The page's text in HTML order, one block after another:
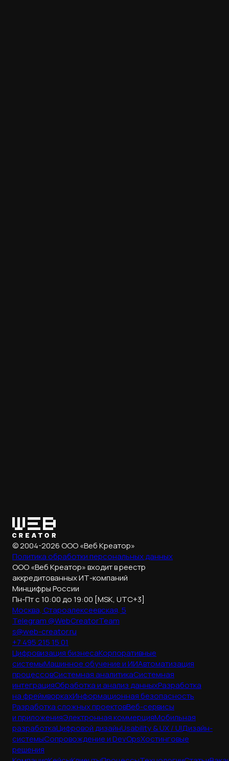
© 2004-2026 ООО «Веб Креатор»
Политика обработкиперсональных данных
ООО «Веб Креатор» входит в реестр
аккредитованных ИТ-компаний
Минцифры России
Пн-Пт с 10:00 до 19:00 [MSK, UTC+3]
Москва, Староалексеевская, 5
Telegram @WebCreatorTeam
s@web-creator.ru
+7 495 215 15 01
Цифровизация бизнесаКорпоративные
системыМашинное обучение и ИИАвтоматизация
процессовСистемная аналитикаСистемная
интеграцияОбработка и анализ данныхРазработка
на фреймворкахИнформационная безопасность
Разработка сложных проектовВеб-сервисы
и приложенияЭлектронная коммерцияМобильная
разработкаЦифровой дизайнUsability & UX / UIДизайн-
системыСопровождение и DevOpsХостинговые
решения